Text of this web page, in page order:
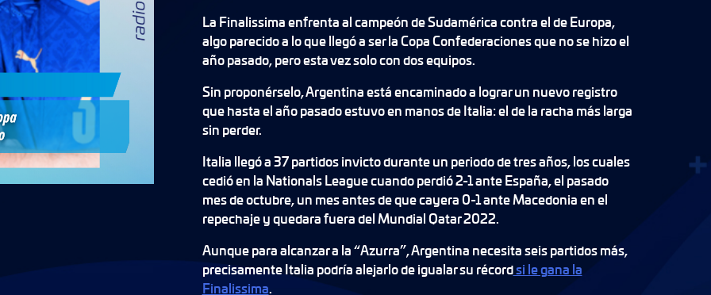
La Finalissima enfrenta al campeón de Sudamérica contra el de Europa,
algo parecido a lo que llegó a ser la Copa Confederaciones que no se hizo el
año pasado, pero esta vez solo con dos equipos.
Sin proponérselo, Argentina está encaminado a lograr un nuevo registro
que hasta el año pasado estuvo en manos de Italia: el de la racha más larga
sin perder.
Italia llegó a 37 partidos invicto durante un periodo de tres años, los cuales
cedió en la Nationals League cuando perdió 2-1 ante España, el pasado
mes de octubre, un mes antes de que cayera 0-1 ante Macedonia en el
repechaje y quedara fuera del Mundial Qatar 2022.
Aunque para alcanzar a la “Azurra”, Argentina necesita seis partidos más,
precisamente Italia podría alejarlo de igualar su récordsi le gana la
Finalissima.